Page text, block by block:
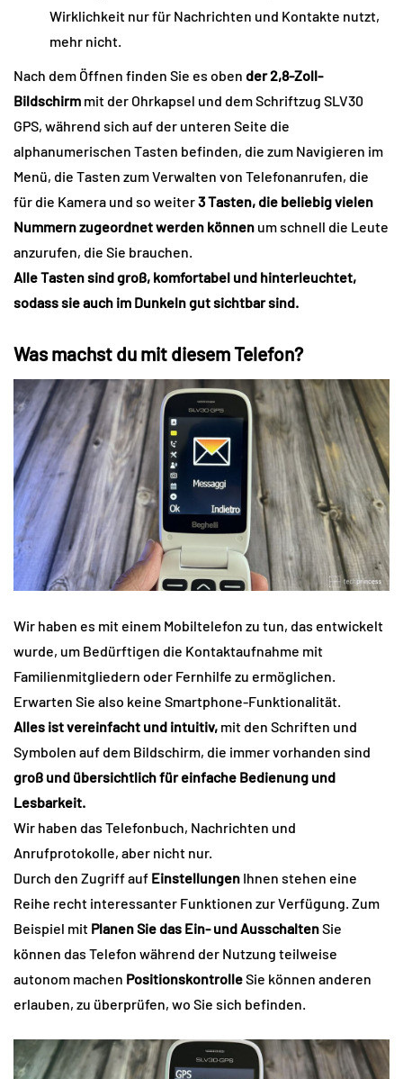
Wirklichkeit nur für Nachrichten und Kontakte nutzt,
mehr nicht.
Nach dem Öffnen finden Sie es oben der 2,8-Zoll-
Bildschirm mit der Ohrkapsel und dem Schriftzug SLV30
GPS, während sich auf der unteren Seite die
alphanumerischen Tasten befinden, die zum Navigieren im
Menü, die Tasten zum Verwalten von Telefonanrufen, die
für die Kamera und so weiter3 Tasten, die beliebig vielen
Nummern zugeordnet werden können um schnell die Leute
anzurufen, die Sie brauchen.
Alle Tasten sind groß, komfortabel und hinterleuchtet,
sodass sie auch im Dunkeln gut sichtbar sind.
Was machst du mit diesem Telefon?
Wir haben es mit einem Mobiltelefon zu tun, das entwickelt
wurde, um Bedürftigen die Kontaktaufnahme mit
Familienmitgliedern oder Fernhilfe zu ermöglichen.
Erwarten Sie also keine Smartphone-Funktionalität.
Alles ist vereinfacht und intuitiv, mit den Schriften und
Symbolen auf dem Bildschirm, die immer vorhanden sind
groß und übersichtlich für einfache Bedienung und
Lesbarkeit.
Wir haben das Telefonbuch, Nachrichten und
Anrufprotokolle, aber nicht nur.
Durch den Zugriff auf Einstellungen Ihnen stehen eine
Reihe recht interessanter Funktionen zur Verfügung. Zum
Beispiel mit Planen Sie das Ein- und AusschaltenSie
können das Telefon während der Nutzung teilweise
autonom machen PositionskontrolleSie können anderen
erlauben, zu überprüfen, wo Sie sich befinden.